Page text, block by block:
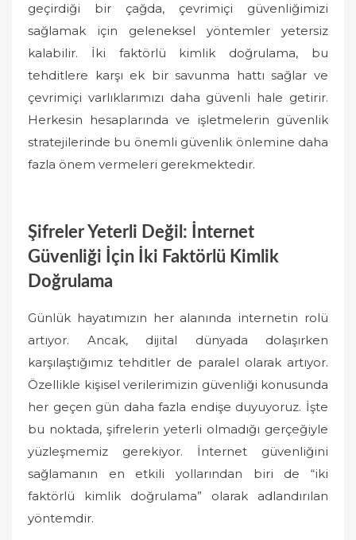
geçirdiği bir çağda, çevrimiçi güvenliğimizi
sağlamak için geleneksel yöntemler yetersiz
kalabilir. İki faktörlü kimlik doğrulama, bu
tehditlere karşı ek bir savunma hattı sağlar ve
çevrimiçi varlıklarımızı daha güvenli hale getirir.
Herkesin hesaplarında ve işletmelerin güvenlik
stratejilerinde bu önemli güvenlik önlemine daha
fazla önem vermeleri gerekmektedir.
Şifreler Yeterli Değil: İnternet
Güvenliği İçin İki Faktörlü Kimlik
Doğrulama
Günlük hayatımızın her alanında internetin rolü
artıyor. Ancak, dijital dünyada dolaşırken
karşılaştığımız tehditler de paralel olarak artıyor.
Özellikle kişisel verilerimizin güvenliği konusunda
her geçen gün daha fazla endişe duyuyoruz. İşte
bu noktada, şifrelerin yeterli olmadığı gerçeğiyle
yüzleşmemiz gerekiyor. İnternet güvenliğini
sağlamanın en etkili yollarından biri de “iki
faktörlü kimlik doğrulama” olarak adlandırılan
yöntemdir.